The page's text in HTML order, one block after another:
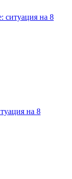
ситуация на 8
на 8